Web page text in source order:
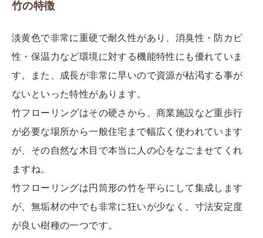
竹の特徴
淡黄色で非常に重硬で耐久性があり、消臭性・防カビ
性・保温力など環境に対する機能特性にも優れていま
す。また、成長が非常に早いので資源が枯渇する事が
ないといった特性があります。
竹フローリングはその硬さから、商業施設など重歩行
が必要な場所から一般住宅まで幅広く使われています
が、その自然な木目で本当に人の心をなごませてくれ
ますね。
竹フローリングは円筒形の竹を平らにして集成します
が、無垢材の中でも非常に狂いが少なく、寸法安定度
が良い樹種の一つです。